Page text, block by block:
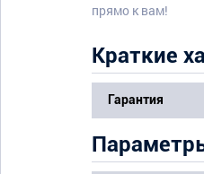
прямо к вам!
Краткие
Гарантия